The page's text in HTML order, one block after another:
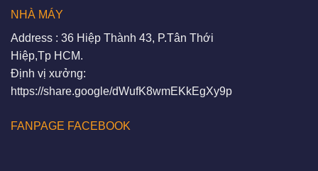
NHÀ MÁY
Address : 36 Hiệp Thành 43, P.Tân Thới
Hiệp,Tp HCM.
Định vị xưởng:
https://share.google/dWufK8wmEKkEgXy9p
FANPAGE FACEBOOK